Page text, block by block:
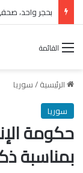
القائمة
الرئيسية/سوريا
سوريا
حكومة
بمناسبة